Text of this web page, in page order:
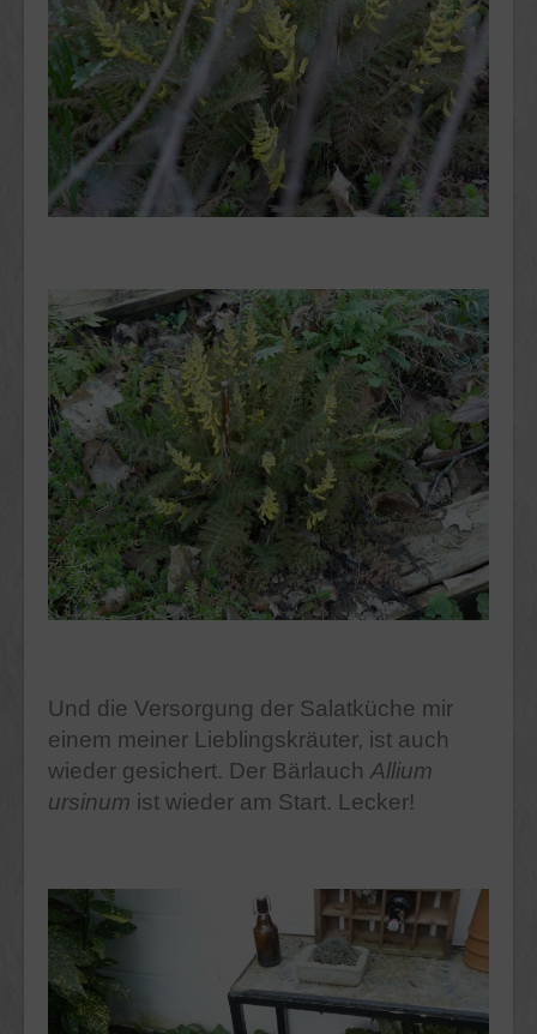
Und die Versorgung der Salatküche mir
einem meiner Lieblingskräuter, ist auch
wieder gesichert. Der Bärlauch Allium
ursinum ist wieder am Start. Lecker!